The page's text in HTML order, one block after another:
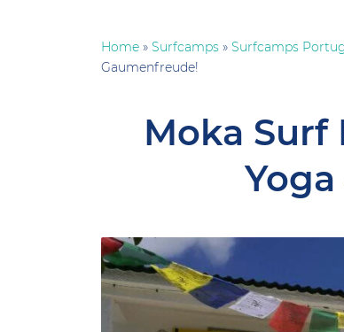
Home » Surfcamps » Surfcamps
Gaumenfreude!
Moka Surf